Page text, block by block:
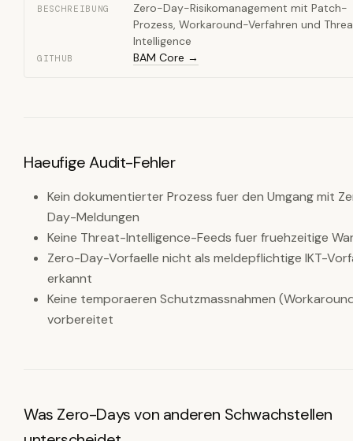
BESCHREIBUNG
Zero-Day-Risikomanagement mit Patch-
Prozess, Workaround-Verfahren und
Intelligence
GITHUB BAM Core →
Haeufige Audit-Fehler
Kein dokumentierter Prozess fuer den Umgang mit
Day-Meldungen
Keine Threat-Intelligence-Feeds fuer fruehzeitige
Zero-Day-Vorfaelle nicht als meldepflichtige IKT-
erkannt
Keine temporaeren Schutzmassnahmen
vorbereitet
Was Zero-Days von anderen Schwachstellen